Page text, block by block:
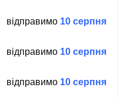
відправимо 10 серпня
відправимо 10 серпня
відправимо 10 серпня